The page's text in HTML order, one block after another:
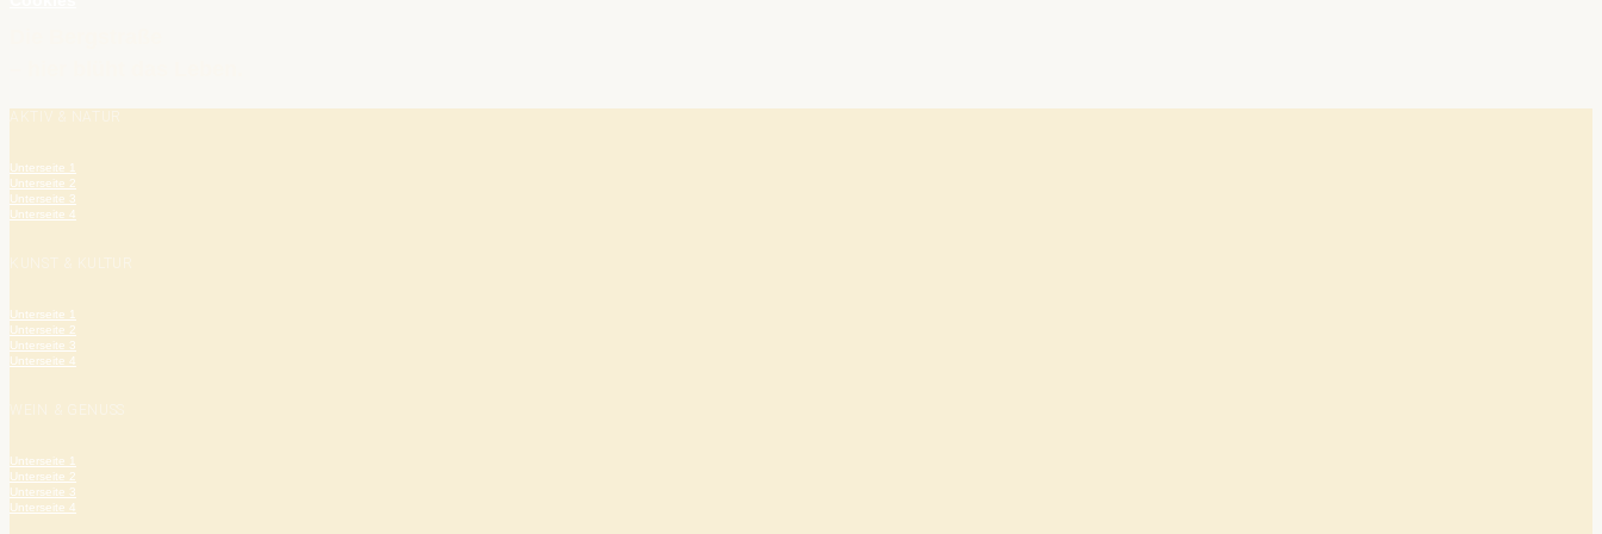
Unterseite 1
Unterseite 2
Unterseite 3
Unterseite 4
Unterseite 1
Unterseite 2
Unterseite 3
Unterseite 4
Unterseite 1
Unterseite 2
Unterseite 3
Unterseite 4